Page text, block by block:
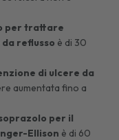
per trattare
reflusso è di 30
di ulcere da
aumentata fino a
per il
Ellison è di 60